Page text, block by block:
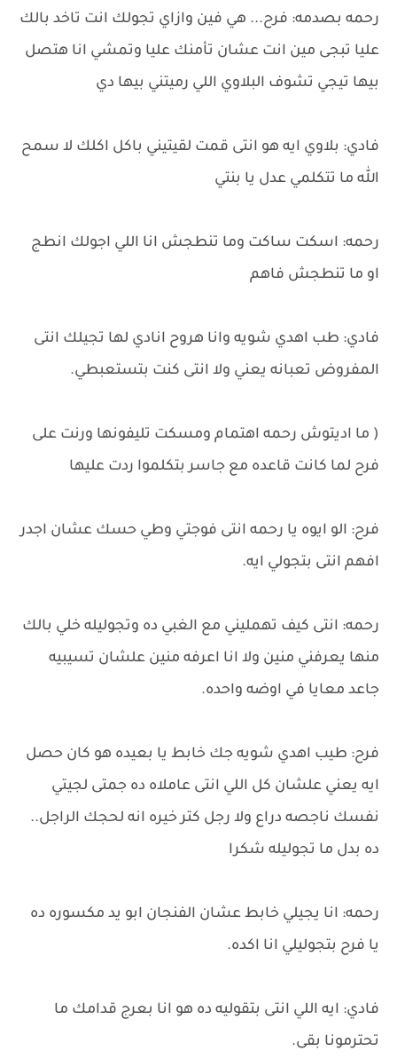
رحمه بصدمه: فرح... هي فين وازاي تجولك انت تاخد بالك
عليا تبجى مين انت عشان تأمنك عليا وتمشي انا هتصل
بيها تيجي تشوف البلاوي اللي رميتني بيها دي
فادي: بلاوي ايه هو انتى قمت لقيتيني باكل اكلك لا سمح
الله ما تتكلمي عدل يا بنتي
رحمه: اسكت ساكت وما تنطجش انا اللي اجولك انطج
او ما تنطجش فاهم
فادي: طب اهدي شويه وانا هروح انادي لها تجيلك انتى
المفروض تعبانه يعني ولا انتى كنت بتستعبطي.
( ما اديتوش رحمه اهتمام ومسكت تليفونها ورنت على
فرح لما كانت قاعده مع جاسر بتكلموا ردت عليها
فرح: الو ايوه يا رحمه انتى فوجتي وطي حسك عشان اجدر
افهم انتى بتجولي ايه.
رحمه: انتى كيف تهمليني مع الغبي ده وتجوليله خلي بالك
منها يعرفني منين ولا انا اعرفه منين علشان تسيبيه
جاعد معايا في اوضه واحده.
فرح: طيب اهدي شويه جك خابط يا بعيده هو كان حصل
ايه يعني علشان كل اللي انتى عاملاه ده جمتى لجيتي
نفسك ناجصه دراع ولا رجل كتر خيره انه لحجك الراجل..
ده بدل ما تجوليله شكرا
رحمه: انا يجيلي خابط عشان الفنجان ابو يد مكسوره ده
يا فرح بتجوليلي انا اكده.
فادي: ايه اللي انتى بتقوليه ده هو انا بعرج قدامك ما
تحترمونا بقى.